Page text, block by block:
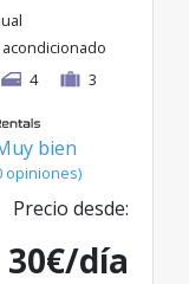
4 3
bien
opiniones)
Precio desde:
30€/día